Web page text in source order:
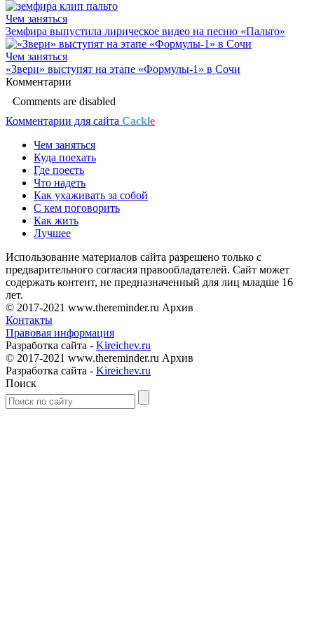
Чем заняться
Земфира выпустила лирическое видео на песню «Пальто»
Чем заняться
«Звери» выступят на этапе «Формулы-1» в Сочи
Комментарии
Comments are disabled
Комментарии для сайта Cackle
Чем заняться
Куда поехать
Где поесть
Что надеть
Как ухаживать за собой
С кем поговорить
Как жить
Лучшее
Использование материалов сайта разрешено только с
предварительного согласия правообладателей. Сайт может
содержать контент, не предназначенный для лиц младше 16
лет.
© 2017-2021 www.thereminder.ru Архив
Контакты
Правовая информация
Разработка сайта - Kireichev.ru
© 2017-2021 www.thereminder.ru Архив
Разработка сайта - Kireichev.ru
Поиск